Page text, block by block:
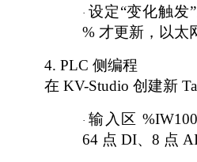
· 设定“变化触发
% 才更新，以太
4. PLC 侧编程
在 KV-Studio 创建新
·输入区
64 点 DI、8 点